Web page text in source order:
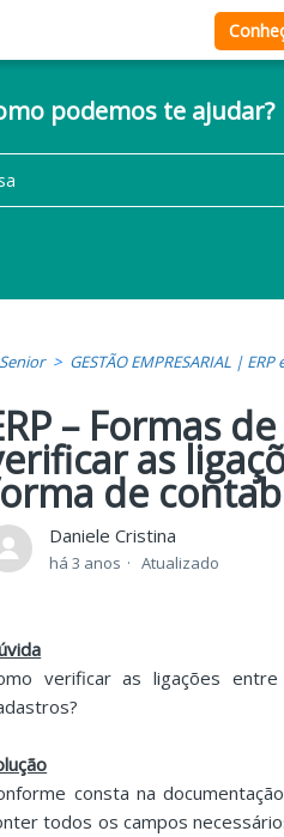
podemos te ajudar?
GESTÃO EMPRESARIAL | ERP
– Formas
as
de
Daniele Cristina
há 3 anos Atualizado
verificar as ligações
consta na
todos os campos